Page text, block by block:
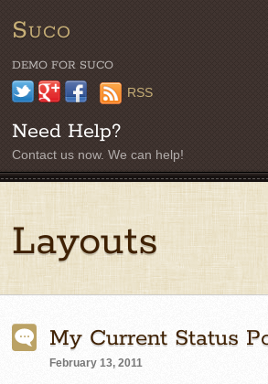
Suco
DEMO FOR SUCO
TwitterGoogle+Facebook
RSS
Need Help?
Contact us now. We can help!
Layouts
My Current Status
February 13, 2011